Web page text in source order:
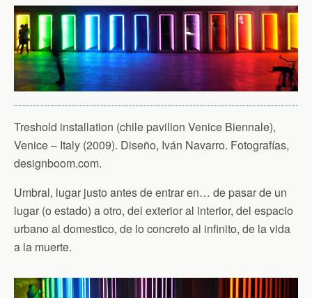
Treshold installation (chile pavilion Venice Biennale),
Venice – Italy (2009). Diseño, Iván Navarro. Fotografías,
designboom.com.
Umbral, lugar justo antes de entrar en… de pasar de un
lugar (o estado) a otro, del exterior al interior, del espacio
urbano al domestico, de lo concreto al infinito, de la vida
a la muerte.